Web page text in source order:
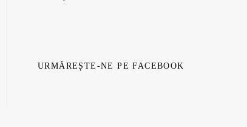
URMĂREȘTE-NE PE FACEBOOK